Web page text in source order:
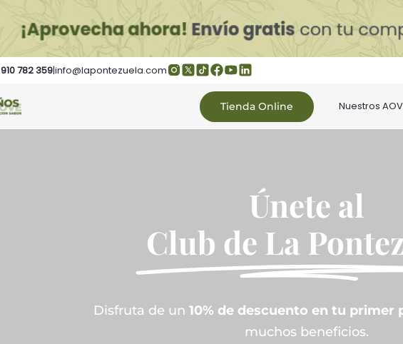
910 782 359|info@lapontezuela.com
Tienda Online Nuestros
Únete al
Club de La
Disfruta de un 10% de descuento en tu primer
muchos beneficios.